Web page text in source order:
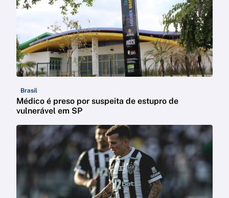
Brasil
Médico é preso por suspeita de estupro de
vulnerável em SP